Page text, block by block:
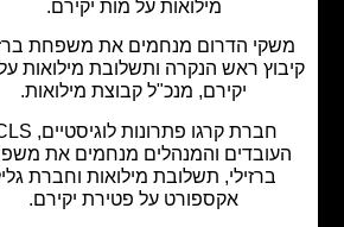
מילואות על מות יקירם.
הדרום מנחמים את משפחת ברזילי,
ראש הנקרה ותשלובת מילואות על מות
יקירם, מנכ"ל קבוצת מילואות.
חברת קרגו פתרונות לוגיסטיים, CLS,
והמנהלים מנחמים את משפחת
ברזילי, תשלובת מילואות וחברת גליל
אקספורט על פטירת יקירם.